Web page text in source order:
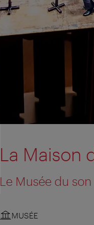
La Maison
Le Musée du son
MUSÉE